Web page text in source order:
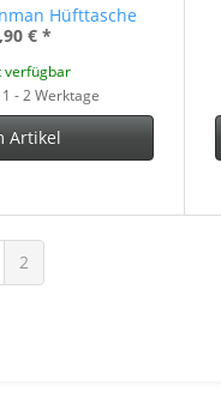
Hüfttasche
€ *
verfügbar
- 2 Werktage
Artikel
2